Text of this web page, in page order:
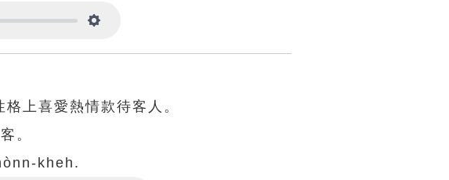
格上喜愛熱情款待客人。
。
kheh.